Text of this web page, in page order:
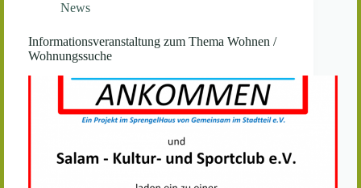
News
Informationsveranstaltung zum Thema Wohnen /
Wohnungssuche